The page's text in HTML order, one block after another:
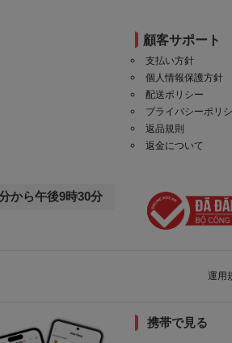
顧客サポート
支払い方針
個人情報保護方針
配送ポリシー
プライバシーポリ
返品規則
返金について
から午後9時30分
運用
携帯で見る